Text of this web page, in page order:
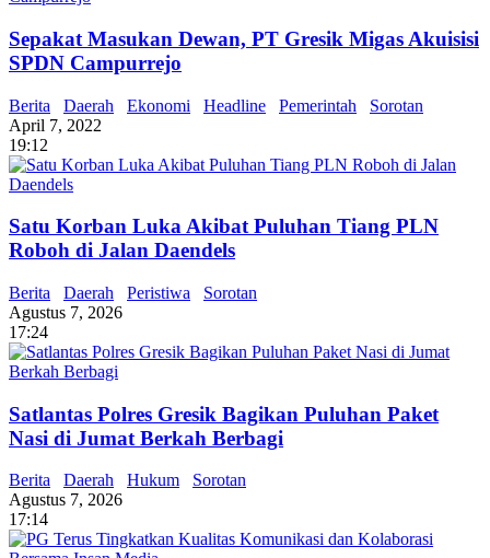
Sepakat Masukan Dewan, PT Gresik Migas Akuisisi
SPDN Campurrejo
Berita Daerah Ekonomi Headline Pemerintah
Sorotan
April 7, 2022
19:12
Satu Korban Luka Akibat Puluhan Tiang PLN
Roboh di Jalan Daendels
Berita Daerah Peristiwa
Sorotan
Agustus 7, 2026
17:24
Satlantas Polres Gresik Bagikan Puluhan Paket
Nasi di Jumat Berkah Berbagi
Berita Daerah Hukum
Sorotan
Agustus 7, 2026
17:14